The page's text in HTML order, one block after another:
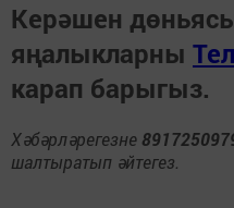
Керәшен
яңалыкларны
карап барыгыз.
Хәбәрләрегезне
шалтыратып әйтегез.